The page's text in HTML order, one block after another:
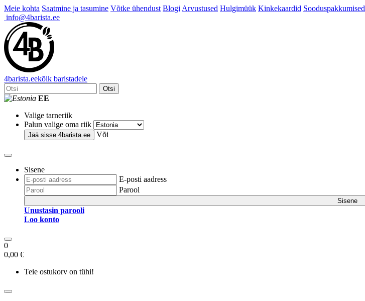
Meie kohta Saatmine ja tasumine Võtke ühendust Blogi Arvustused Hulgimüük Kinkekaardid Sooduspakkumised
info@4barista.ee
4barista.eekõik baristadele
Otsi
EE
Valige tarneriik
Palun valige oma riik
Jää sisse 4barista.ee Või
Sisene
E-posti aadress
Parool
Sisene
Unustasin parooli
Loo konto
0
0,00 €
Teie ostukorv on tühi!